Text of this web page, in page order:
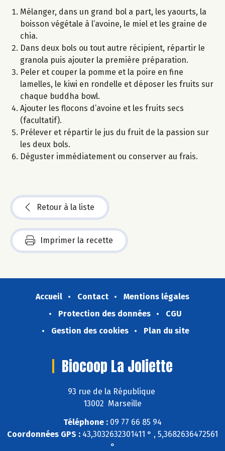
Mélanger, dans un grand bol a part, les yaourts, la
boisson végétale à l’avoine, le miel et les graine de
chia.
Dans deux bols ou tout autre récipient, répartir le
granola puis ajouter la première préparation.
Peler et couper la pomme et la poire en fine
lamelles, le kiwi en rondelle et déposer les fruits sur
chaque buddha bowl.
Ajouter les flocons d’avoine et les fruits secs
(facultatif).
Prélever et répartir le jus du fruit de la passion sur
les deux bols.
Déguster immédiatement ou conserver au frais.
Retour à la liste
Imprimer la recette
Accueil Contact
Mentions légales
Protection des données
CGU
Gestion des cookies
Plan du site
Biocoop La Joliette
93 rue de la République
13002 Marseille
Téléphone : 09 77 66 85 94
Coordonnées GPS : 43,3032632301411 ° , 5,3682636472561
°